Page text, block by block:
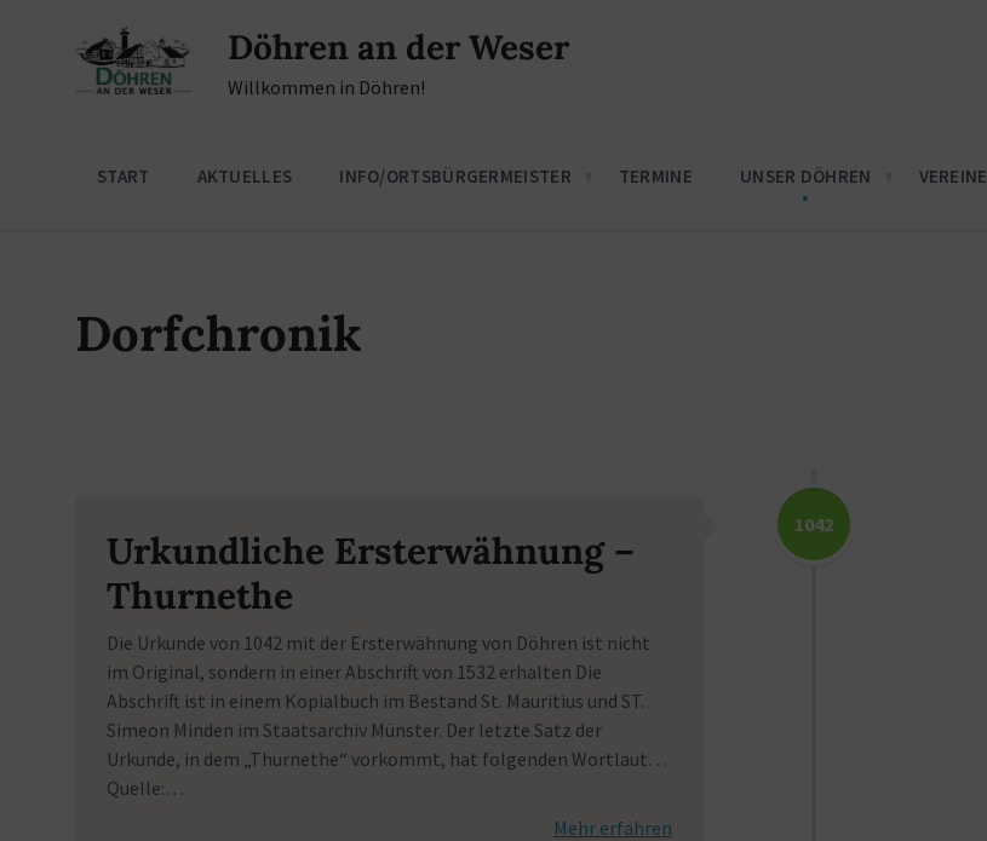
Döhren an der Weser
Willkommen in Döhren!
START AKTUELLES INFO/ORTSBÜRGERMEISTER TERMINE UNSER DÖHREN VEREINE
Dorfchronik
1042
Urkundliche Ersterwähnung –
Thurnethe
Die Urkunde von 1042 mit der Ersterwähnung von Döhren ist nicht
im Original, sondern in einer Abschrift von 1532 erhalten Die
Abschrift ist in einem Kopialbuch im Bestand St. Mauritius und ST.
Simeon Minden im Staatsarchiv Münster. Der letzte Satz der
Urkunde, in dem „Thurnethe“ vorkommt, hat folgenden Wortlaut…
Quelle:…
Mehr erfahren